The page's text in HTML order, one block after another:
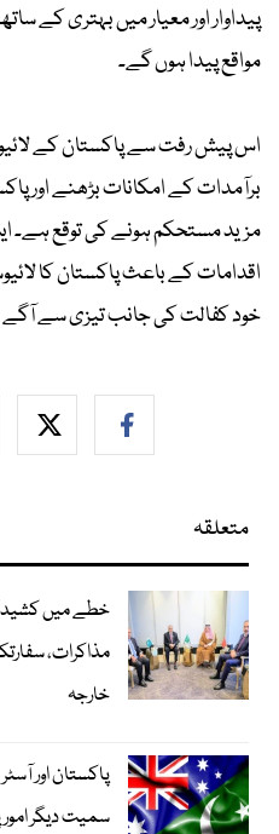
پیداوار اور معیار میں بہتری کے
مواقع پیدا ہوں گے۔
اس پیش رفت سے پاکستان کے
برآمدات کے امکانات بڑھنے اور
مزید مستحکم ہونے کی توقع
اقدامات کے باعث پاکستان کا
خود کفالت کی جانب تیزی سے آگے
متعلقہ
خطے میں
خارجہ
پاکستان اور
سمیت دیگر امور